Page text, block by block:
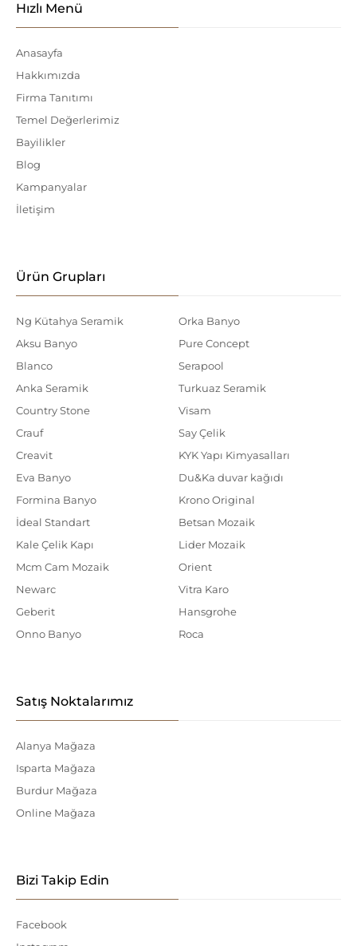
Hızlı Menü
Anasayfa
Hakkımızda
Firma Tanıtımı
Temel Değerlerimiz
Bayilikler
Blog
Kampanyalar
İletişim
Ürün Grupları
Ng Kütahya Seramik
Aksu Banyo
Blanco
Anka Seramik
Country Stone
Crauf
Creavit
Eva Banyo
Formina Banyo
İdeal Standart
Kale Çelik Kapı
Mcm Cam Mozaik
Newarc
Geberit
Onno Banyo
Orka Banyo
Pure Concept
Serapool
Turkuaz Seramik
Visam
Say Çelik
KYK Yapı Kimyasalları
Du&Ka duvar kağıdı
Krono Original
Betsan Mozaik
Lider Mozaik
Orient
Vitra Karo
Hansgrohe
Roca
Satış Noktalarımız
Alanya Mağaza
Isparta Mağaza
Burdur Mağaza
Online Mağaza
Bizi Takip Edin
Facebook